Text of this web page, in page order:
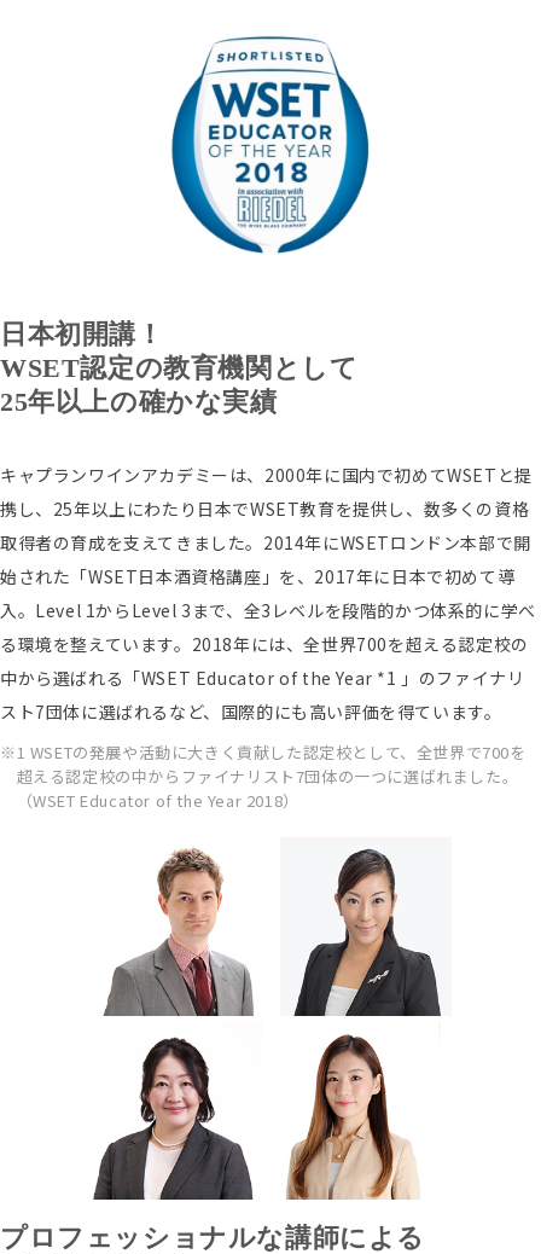
日本初開講！
WSET認定の教育機関として
25年以上の確かな実績
キャプランワインアカデミーは、2000年に国内で初めてWSETと提
携し、25年以上にわたり日本でWSET教育を提供し、数多くの資格
取得者の育成を支えてきました。2014年にWSETロンドン本部で開
始された「WSET日本酒資格講座」を、2017年に日本で初めて導
入。Level 1からLevel 3まで、全3レベルを段階的かつ体系的に学べ
る環境を整えています。2018年には、全世界700を超える認定校の
中から選ばれる「WSET Educator of the Year *1 」のファイナリ
スト7団体に選ばれるなど、国際的にも高い評価を得ています。
1 WSETの発展や活動に大きく貢献した認定校として、全世界で700を
超える認定校の中からファイナリスト7団体の一つに選ばれました。
（WSET Educator of the Year 2018）
プロフェッショナルな講師による